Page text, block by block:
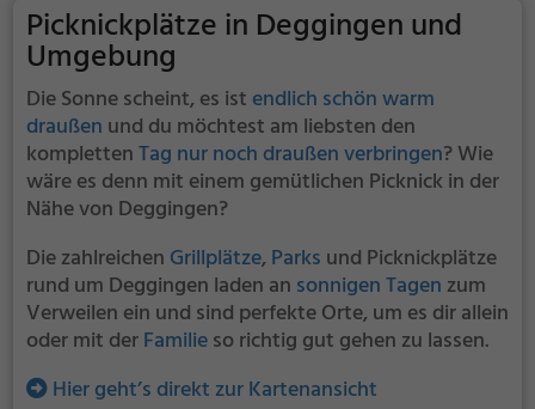
Picknickplätze in Deggingen und
Umgebung
Die Sonne scheint, es ist endlich schön warm
draußen und du möchtest am liebsten den
komplettenTag nur noch draußen verbringen? Wie
wäre es denn mit einem gemütlichen Picknick in der
Nähe von Deggingen?
Die zahlreichen Grillplätze,Parks und Picknickplätze
rund um Deggingen laden an sonnigen Tagen zum
Verweilen ein und sind perfekte Orte, um es dir allein
oder mit derFamilieso richtig gut gehen zu lassen.
Hier geht’s direkt zur Kartenansicht